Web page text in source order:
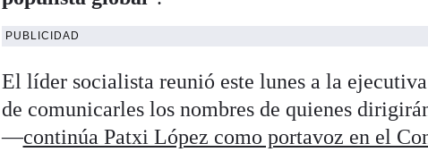
PUBLICIDAD
El líder socialista reunió este lunes a la
de comunicarles los nombres de quienes
—continúa Patxi López como portavoz en el